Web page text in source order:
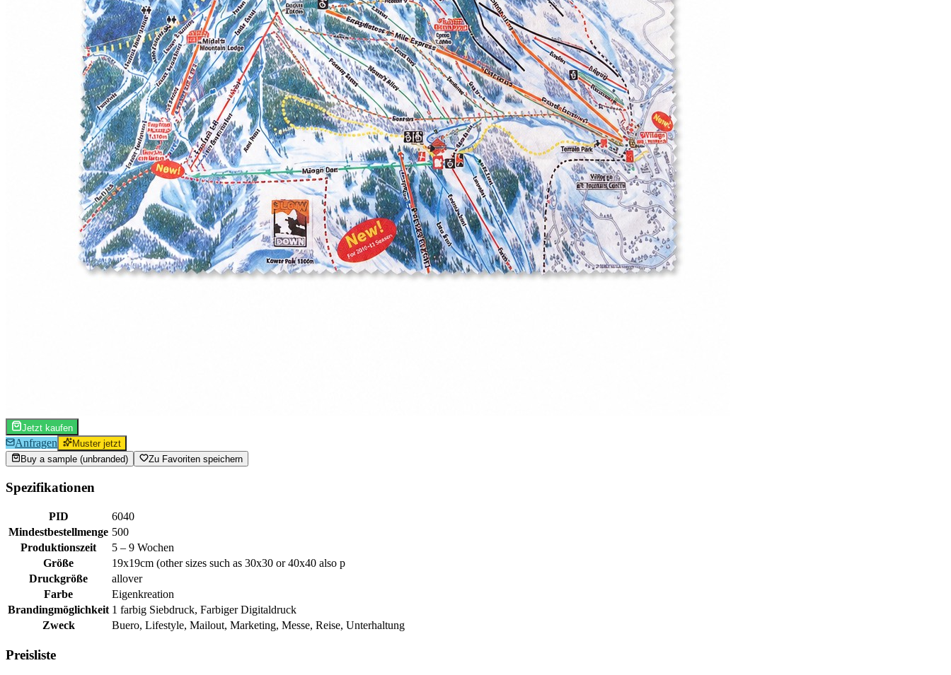
Jetzt kaufen
Anfragen
Muster jetzt
Buy a sample (unbranded)
Zu Favoriten speichern
Spezifikationen
PID
6040
Mindestbestellmenge 500
Produktionszeit
5 – 9 Wochen
Größe
19x19cm (other sizes such as 30x30 or 40x40 also p
Druckgröße
allover
Farbe
Eigenkreation
Brandingmöglichkeit 1 farbig Siebdruck, Farbiger Digitaldruck
Zweck
Buero, Lifestyle, Mailout, Marketing, Messe, Reise, Unterhaltung
Preisliste